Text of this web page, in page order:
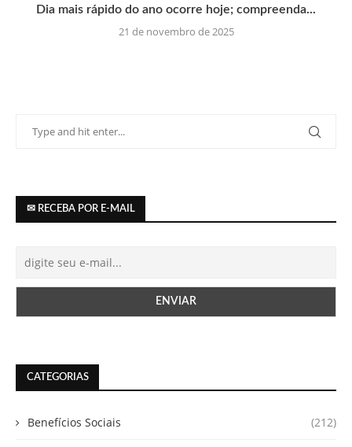
Dia mais rápido do ano ocorre hoje; compreenda...
21 de novembro de 2025
✉ RECEBA POR E-MAIL
CATEGORIAS
Benefícios Sociais (212)